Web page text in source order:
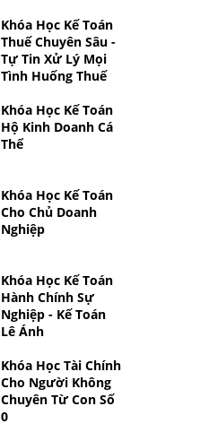
Khóa Học Kế Toán
Thuế Chuyên Sâu -
Tự Tin Xử Lý Mọi
Tình Huống Thuế
Khóa Học Kế Toán
Hộ Kinh Doanh Cá
Thể
Khóa Học Kế Toán
Cho Chủ Doanh
Nghiệp
Khóa Học Kế Toán
Hành Chính Sự
Nghiệp - Kế Toán
Lê Ánh
Khóa Học Tài Chính
Cho Người Không
Chuyên Từ Con Số
0